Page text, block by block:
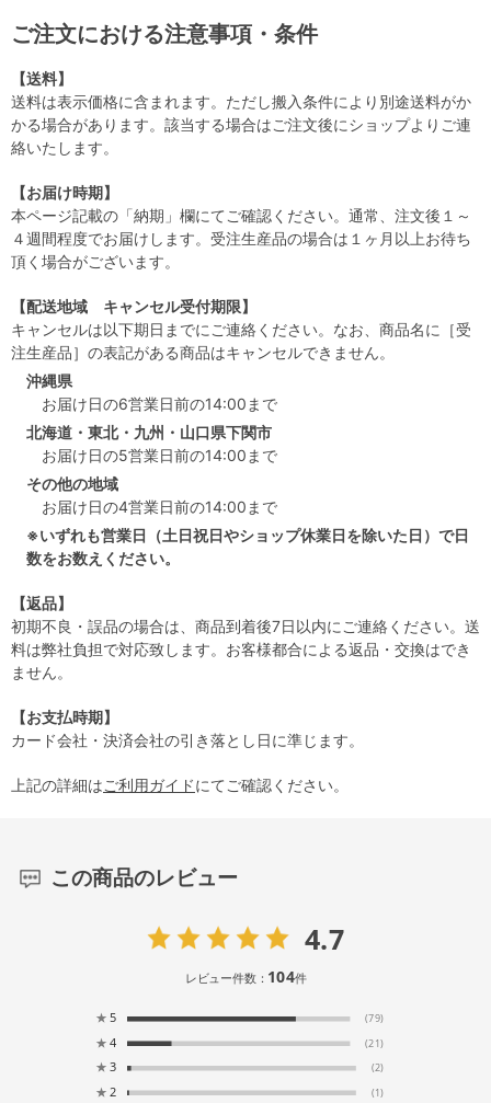
ご注文における注意事項・条件
【送料】
送料は表示価格に含まれます。ただし搬入条件により別途送料がか
かる場合があります。該当する場合はご注文後にショップよりご連
絡いたします。
【お届け時期】
本ページ記載の「納期」欄にてご確認ください。通常、注文後１～
４週間程度でお届けします。受注生産品の場合は１ヶ月以上お待ち
頂く場合がございます。
【配送地域 キャンセル受付期限】
キャンセルは以下期日までにご連絡ください。なお、商品名に［受
注生産品］の表記がある商品はキャンセルできません。
沖縄県
お届け日の6営業日前の14:00まで
北海道・東北・九州・山口県下関市
お届け日の5営業日前の14:00まで
その他の地域
お届け日の4営業日前の14:00まで
※いずれも営業日（土日祝日やショップ休業日を除いた日）で日
数をお数えください。
【返品】
初期不良・誤品の場合は、商品到着後7日以内にご連絡ください。送
料は弊社負担で対応致します。お客様都合による返品・交換はでき
ません。
【お支払時期】
カード会社・決済会社の引き落とし日に準じます。
上記の詳細はご利用ガイドにてご確認ください。
この商品のレビュー
4.7
レビュー件数： 104件
★ 5 (79)
★ 4 (21)
★ 3 (2)
★ 2 (1)